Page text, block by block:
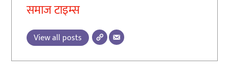
समाज टाइम्स
View all posts